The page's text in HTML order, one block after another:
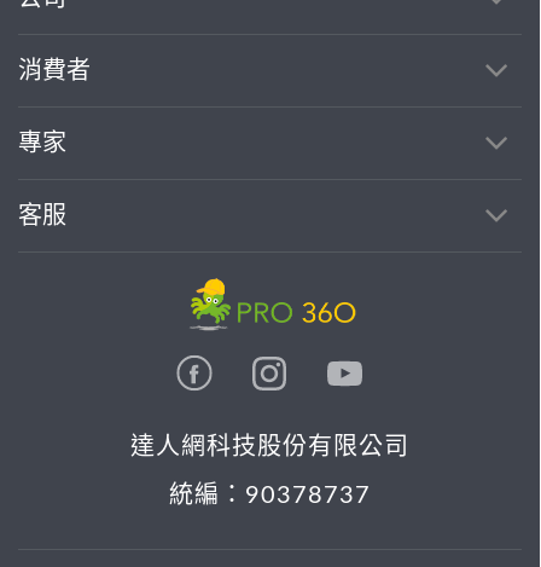
消費者
專家
客服
達人網科技股份有限公司
統編：90378737